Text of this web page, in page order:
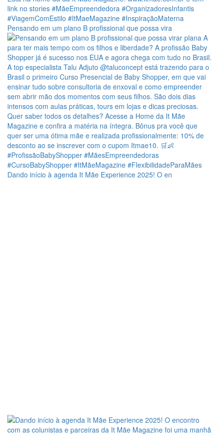
Pensando em um plano B profissional que possa vira
Dando início à agenda It Mãe Experience 2025! O en